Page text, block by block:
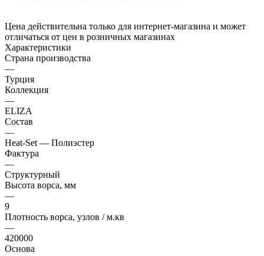
Цена действительна только для интернет-магазина и может
отличаться от цен в розничных магазинах
Характеристики
Страна производства
—
Турция
Коллекция
—
ELIZA
Состав
—
Heat-Set — Полиэстер
Фактура
—
Структурный
Высота ворса, мм
—
9
Плотность ворса, узлов / м.кв
—
420000
Основа